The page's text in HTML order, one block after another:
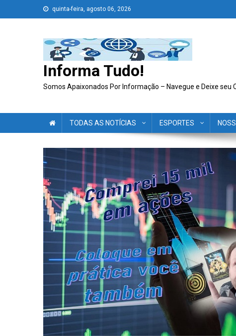
to
quinta-feira, agosto 06, 2026
Informa Tudo!
Somos Apaixonados Por Informação – Navegue e Deixe seu
TODAS AS NOTÍCIAS ESPORTES